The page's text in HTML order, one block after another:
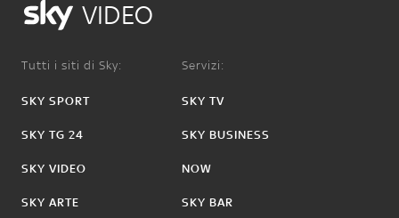
VIDEO
Tutti i siti di Sky:
SKY SPORT
SKY TG 24
SKY VIDEO
SKY ARTE
Servizi:
SKY TV
SKY BUSINESS
NOW
SKY BAR